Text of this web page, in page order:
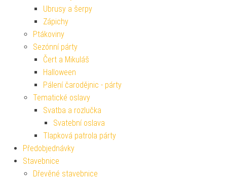
Ubrusy a šerpy
Zápichy
Ptákoviny
Sezónní párty
Čert a Mikuláš
Halloween
Pálení čarodějnic - párty
Tematické oslavy
Svatba a rozlučka
Svatební oslava
Tlapková patrola párty
Předobjednávky
Stavebnice
Dřevěné stavebnice